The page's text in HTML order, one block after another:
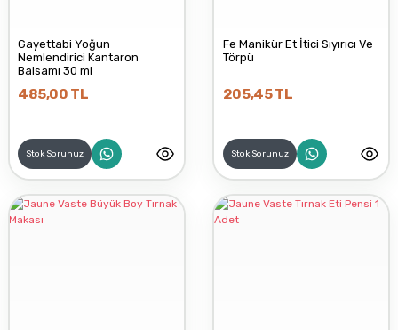
Gayettabi Yoğun
Nemlendirici Kantaron
Balsamı 30 ml
485,00 TL
Stok Sorunuz
Fe Manikür Et İtici Sıyırıcı Ve
Törpü
205,45 TL
Stok Sorunuz